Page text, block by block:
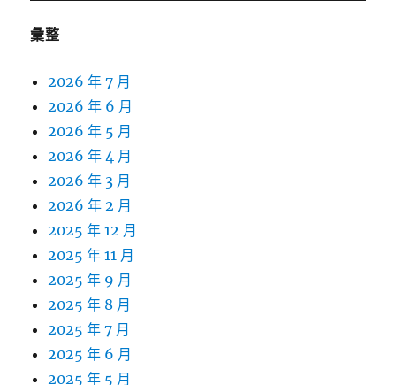
彙整
2026 年 7 月
2026 年 6 月
2026 年 5 月
2026 年 4 月
2026 年 3 月
2026 年 2 月
2025 年 12 月
2025 年 11 月
2025 年 9 月
2025 年 8 月
2025 年 7 月
2025 年 6 月
2025 年 5 月